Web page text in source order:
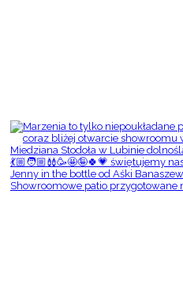
Showroomowe patio przygotowane